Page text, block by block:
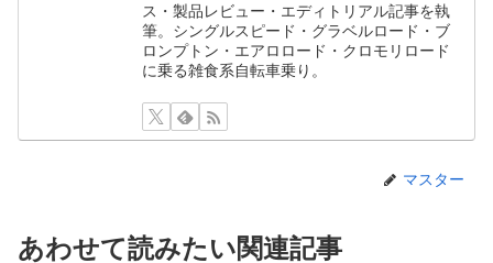
ス・製品レビュー・エディトリアル記事を執
筆。シングルスピード・グラベルロード・ブ
ロンプトン・エアロロード・クロモリロード
に乗る雑食系自転車乗り。
マスター
あわせて読みたい関連記事